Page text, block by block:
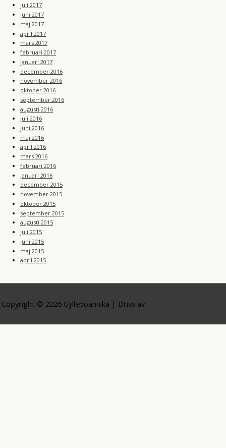
juli 2017
juni 2017
maj 2017
april 2017
mars 2017
februari 2017
januari 2017
december 2016
november 2016
oktober 2016
september 2016
augusti 2016
juli 2016
juni 2016
maj 2016
april 2016
mars 2016
februari 2016
januari 2016
december 2015
november 2015
oktober 2015
september 2015
augusti 2015
juli 2015
juni 2015
maj 2015
april 2015
Copyright © 2026 Gylleboannika | Drivs av